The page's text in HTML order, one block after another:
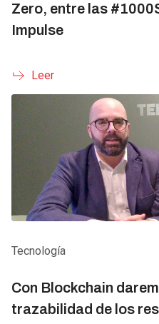
Zero, entre las
Impulse
Leer
Tecnología
Con Blockchain
trazabilidad de los